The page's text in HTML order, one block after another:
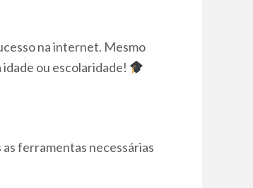
na internet. Mesmo
ou escolaridade!
ferramentas necessárias